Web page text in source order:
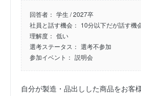
回答者： 学生 / 2027卒
社員と話す機会： 10分以下だが話す機
理解度： 低い
選考ステータス： 選考不参加
参加イベント： 説明会
自分が製造・品出しした商品をお客